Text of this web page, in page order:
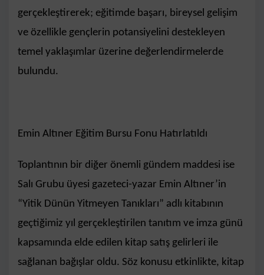
gerçekleştirerek; eğitimde başarı, bireysel gelişim
ve özellikle gençlerin potansiyelini destekleyen
temel yaklaşımlar üzerine değerlendirmelerde
bulundu.
Emin Altıner Eğitim Bursu Fonu Hatırlatıldı
Toplantının bir diğer önemli gündem maddesi ise
Salı Grubu üyesi gazeteci-yazar Emin Altıner’in
“Yitik Dünün Yitmeyen Tanıkları” adlı kitabının
geçtiğimiz yıl gerçekleştirilen tanıtım ve imza günü
kapsamında elde edilen kitap satış gelirleri ile
sağlanan bağışlar oldu. Söz konusu etkinlikte, kitap